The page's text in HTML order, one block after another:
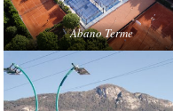
Abano Terme